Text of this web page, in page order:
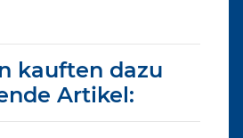
kauften dazu
Artikel: